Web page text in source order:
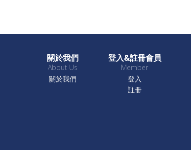
關於我們
About Us
關於我們
登入&註冊會員
Member
登入
註冊